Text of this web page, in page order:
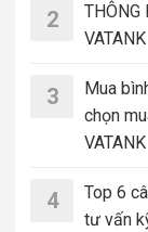
2
THÔNG
VATANK
3
Mua
chọn
VATANK
4
Top 6
tư vấn